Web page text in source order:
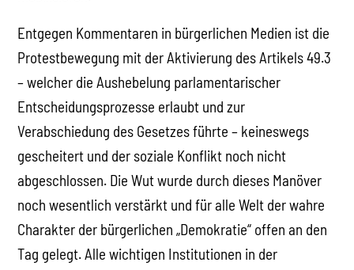
Entgegen Kommentaren in bürgerlichen Medien ist die
Protestbewegung mit der Aktivierung des Artikels 49.3
– welcher die Aushebelung parlamentarischer
Entscheidungsprozesse erlaubt und zur
Verabschiedung des Gesetzes führte – keineswegs
gescheitert und der soziale Konflikt noch nicht
abgeschlossen. Die Wut wurde durch dieses Manöver
noch wesentlich verstärkt und für alle Welt der wahre
Charakter der bürgerlichen „Demokratie“ offen an den
Tag gelegt. Alle wichtigen Institutionen in der